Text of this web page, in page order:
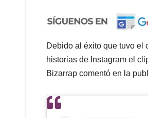
Debido al éxito que tuvo el
historias de Instagram el
Bizarrap comentó en la